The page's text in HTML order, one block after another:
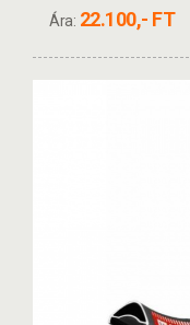
Ára: 22.100,- FT